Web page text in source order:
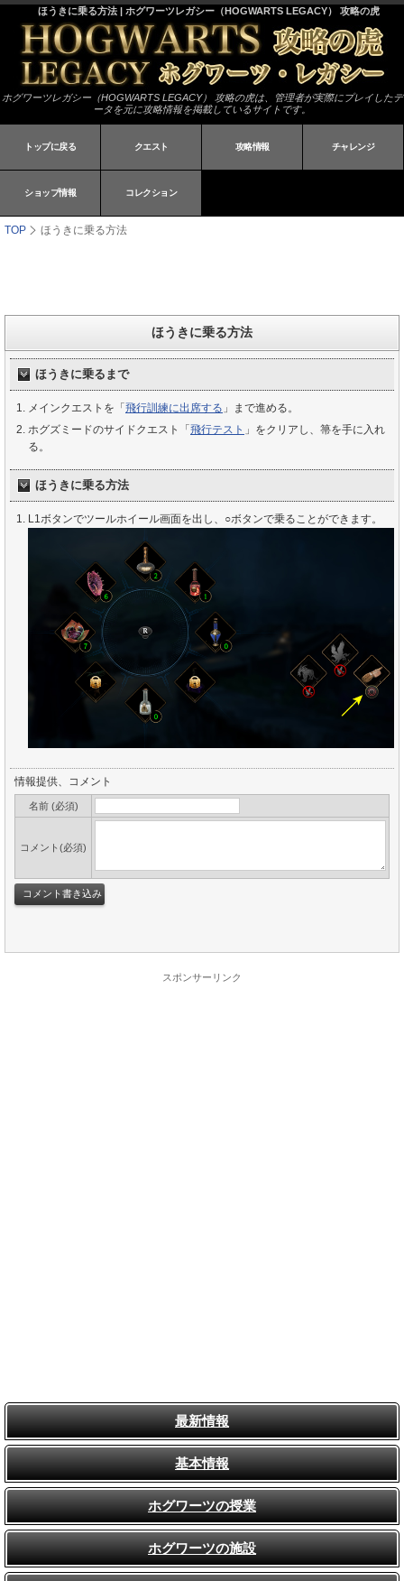
ほうきに乗る方法 | ホグワーツレガシー（HOGWARTS LEGACY） 攻略の虎
ホグワーツレガシー（HOGWARTS LEGACY） 攻略の虎は、管理者が実際にプレイしたデ
ータを元に攻略情報を掲載しているサイトです。
トップに戻る クエスト 攻略情報 チャレンジ
ショップ情報 コレクション
TOP ほうきに乗る方法
ほうきに乗る方法
ほうきに乗るまで
メインクエストを「 飛行訓練に出席する 」まで進める。
ホグズミードのサイドクエスト「 飛行テスト 」をクリアし、箒を手に入れ
る。
ほうきに乗る方法
L1ボタンでツールホイール画面を出し、○ボタンで乗ることができます。
情報提供、コメント
名前 (必須)
コメント(必須)
スポンサーリンク
最新情報
基本情報
ホグワーツの授業
ホグワーツの施設